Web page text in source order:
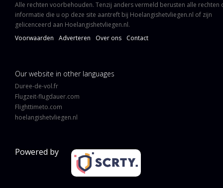
Alle rechten voorbehouden. Tenzij anders vermeld berusten alle rechten
informatie die u op deze site aantreft bij Hoelangishetvliegen.nl of zijn
gelicenceerd aan Hoelangishetvliegen.nl.
Voorwaarden
Adverteren Over ons Contact
Our website in other languages
Duree-de-vol.fr
Flugzeit-flugdauer.com
Flighttimeto.com
hoelangishetvliegen.nl
Powered by